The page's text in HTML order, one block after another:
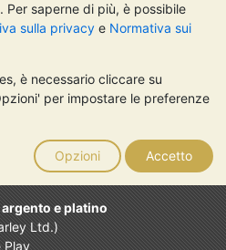
Per saperne di più, è possibile
sulla privacy e Normativa sui
è necessario cliccare su
per impostare le preferenze
Opzioni Accetto
e platino
Ltd.)
Play
preziosi può diminuire o
sono predittori dell'andamento
nei siti web di BullionVault o
una consulenza sugli
a un professionista per
preziosi è adatto alle proprie
BullionVault, registrata in